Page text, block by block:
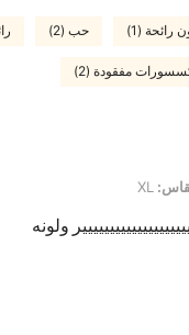
رائحة (1) حب (2)
مفقودة (2)
ولونه